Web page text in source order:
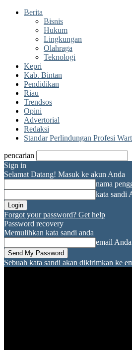
Berita
Bisnis
Hukum
Lingkungan
Olahraga
Teknologi
Kepri
Kab. Bintan
Pendidikan
Riau
Trendsos
Opini
Advertorial
Redaksi
Standar Perlindungan Profesi
pencarian
Sign in
Selamat Datang! Masuk ke akun Anda
nama
kata sandi
Forgot your password? Get help
Password recovery
Memulihkan kata sandi anda
email Anda
Sebuah kata sandi akan dikirimkan ke